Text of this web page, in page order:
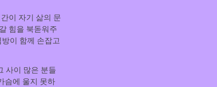
이 자기 삶의 문
힘을 북돋워주
이 함께 손잡고
사이 많은 분들
슴에 울지 못하